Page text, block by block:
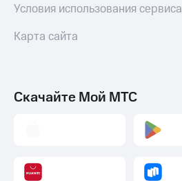
Условия использования сервиса
Карта сайта
Скачайте Мой МТС